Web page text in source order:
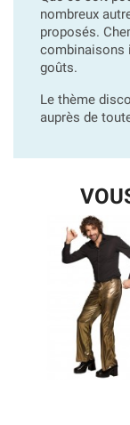
nombreux
proposés.
combinaisons
goûts.
Le thème
auprès de